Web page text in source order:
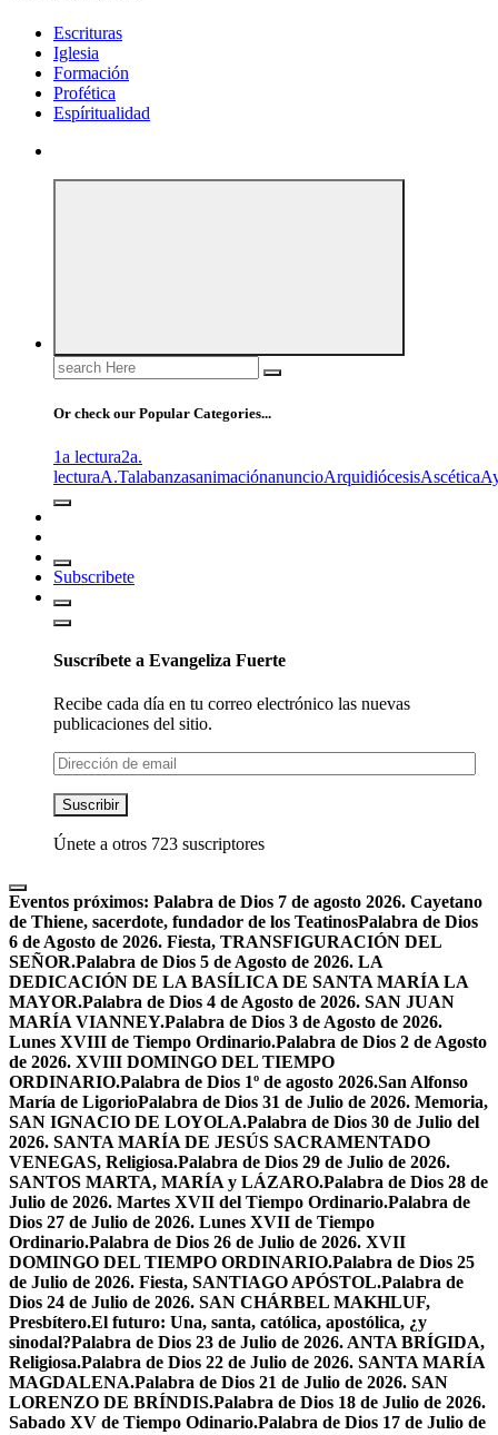
Escrituras
Iglesia
Formación
Profética
Espíritualidad
Search
for:
Or check our Popular Categories...
1a lectura2a.
lecturaA.TalabanzasanimaciónanuncioArquidiócesisAscética
Subscribete
Suscríbete a Evangeliza Fuerte
Recibe cada día en tu correo electrónico las nuevas
publicaciones del sitio.
Dirección
de
email
Suscribir
Únete a otros 723 suscriptores
Eventos próximos: Palabra de Dios 7 de agosto 2026. Cayetano
de Thiene, sacerdote, fundador de los TeatinosPalabra de Dios
6 de Agosto de 2026. Fiesta, TRANSFIGURACIÓN DEL
SEÑOR.Palabra de Dios 5 de Agosto de 2026. LA
DEDICACIÓN DE LA BASÍLICA DE SANTA MARÍA LA
MAYOR.Palabra de Dios 4 de Agosto de 2026. SAN JUAN
MARÍA VIANNEY.Palabra de Dios 3 de Agosto de 2026.
Lunes XVIII de Tiempo Ordinario.Palabra de Dios 2 de Agosto
de 2026. XVIII DOMINGO DEL TIEMPO
ORDINARIO.Palabra de Dios 1º de agosto 2026.San Alfonso
María de LigorioPalabra de Dios 31 de Julio de 2026. Memoria,
SAN IGNACIO DE LOYOLA.Palabra de Dios 30 de Julio del
2026. SANTA MARÍA DE JESÚS SACRAMENTADO
VENEGAS, Religiosa.Palabra de Dios 29 de Julio de 2026.
SANTOS MARTA, MARÍA y LÁZARO.Palabra de Dios 28 de
Julio de 2026. Martes XVII del Tiempo Ordinario.Palabra de
Dios 27 de Julio de 2026. Lunes XVII de Tiempo
Ordinario.Palabra de Dios 26 de Julio de 2026. XVII
DOMINGO DEL TIEMPO ORDINARIO.Palabra de Dios 25
de Julio de 2026. Fiesta, SANTIAGO APÓSTOL.Palabra de
Dios 24 de Julio de 2026. SAN CHÁRBEL MAKHLUF,
Presbítero.El futuro: Una, santa, católica, apostólica, ¿y
sinodal?Palabra de Dios 23 de Julio de 2026. ANTA BRÍGIDA,
Religiosa.Palabra de Dios 22 de Julio de 2026. SANTA MARÍA
MAGDALENA.Palabra de Dios 21 de Julio de 2026. SAN
LORENZO DE BRÍNDIS.Palabra de Dios 18 de Julio de 2026.
Sabado XV de Tiempo Odinario.Palabra de Dios 17 de Julio de